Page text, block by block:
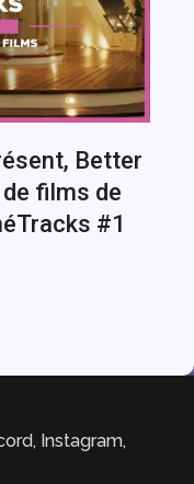
Better
films de
#1
Instagram,